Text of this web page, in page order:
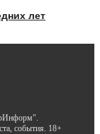
лет
события. 18+